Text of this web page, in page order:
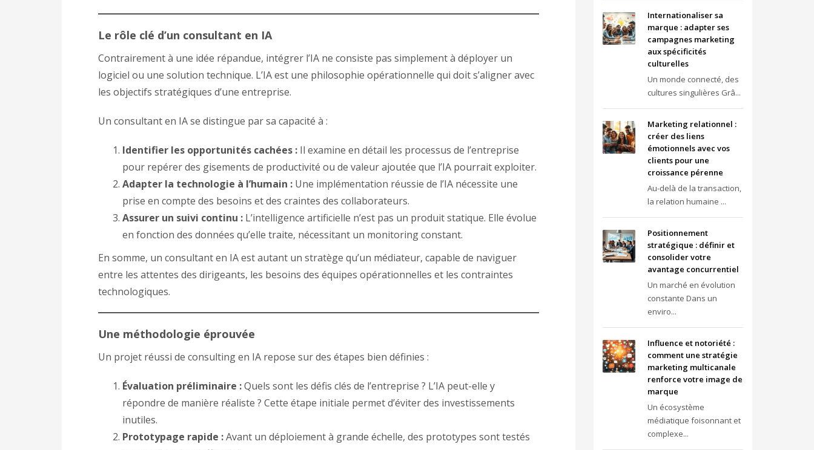
Le rôle clé d’un consultant en IA
Contrairement à une idée répandue, intégrer l’IA ne consiste pas simplement à déployer un
logiciel ou une solution technique. L’IA est une philosophie opérationnelle qui doit s’aligner avec
les objectifs stratégiques d’une entreprise.
Un consultant en IA se distingue par sa capacité à :
Identifier les opportunités cachées : Il examine en détail les processus de l’entreprise
pour repérer des gisements de productivité ou de valeur ajoutée que l’IA pourrait exploiter.
Adapter la technologie à l’humain : Une implémentation réussie de l’IA nécessite une
prise en compte des besoins et des craintes des collaborateurs.
Assurer un suivi continu : L’intelligence artificielle n’est pas un produit statique. Elle évolue
en fonction des données qu’elle traite, nécessitant un monitoring constant.
En somme, un consultant en IA est autant un stratège qu’un médiateur, capable de naviguer
entre les attentes des dirigeants, les besoins des équipes opérationnelles et les contraintes
technologiques.
Une méthodologie éprouvée
Un projet réussi de consulting en IA repose sur des étapes bien définies :
Évaluation préliminaire :Quels sont les défis clés de l’entreprise ? L’IA peut-elle y
répondre de manière réaliste ? Cette étape initiale permet d’éviter des investissements
inutiles.
Prototypage rapide :Avant un déploiement à grande échelle, des prototypes sont testés
Internationaliser sa
marque : adapter ses
campagnes marketing
aux spécificités
culturelles
Un monde connecté, des
cultures singulières Grâ...
Marketing relationnel :
créer des liens
émotionnels avec vos
clients pour une
croissance pérenne
Au-delà de la transaction,
la relation humaine ...
Positionnement
stratégique : définir et
consolider votre
avantage concurrentiel
Un marché en évolution
constante Dans un
enviro...
Influence et notoriété :
comment une stratégie
marketing multicanale
renforce votre image de
marque
Un écosystème
médiatique foisonnant et
complexe...